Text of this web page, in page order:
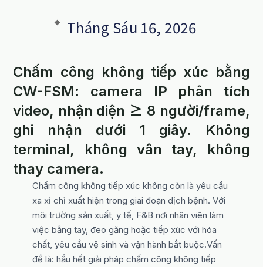
Tháng Sáu 16, 2026
Chấm công không tiếp xúc bằng
CW-FSM: camera IP phân tích
video, nhận diện ≥ 8 người/frame,
ghi nhận dưới 1 giây. Không
terminal, không vân tay, không
thay camera.
Chấm công không tiếp xúc không còn là yêu cầu
xa xỉ chỉ xuất hiện trong giai đoạn dịch bệnh. Với
môi trường sản xuất, y tế, F&B nơi nhân viên làm
việc bằng tay, đeo găng hoặc tiếp xúc với hóa
chất, yêu cầu vệ sinh và vận hành bắt buộc.Vấn
đề là: hầu hết giải pháp chấm công không tiếp